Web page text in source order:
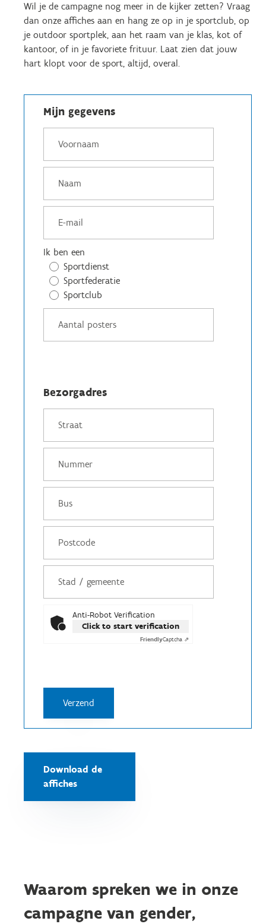
Wil je de campagne nog meer in de kijker zetten? Vraag
dan onze affiches aan en hang ze op in je sportclub, op
je outdoor sportplek, aan het raam van je klas, kot of
kantoor, of in je favoriete frituur. Laat zien dat jouw
hart klopt voor de sport, altijd, overal.
Mijn gegevens
Ik ben een
Sportdienst
Sportfederatie
Sportclub
Bezorgadres
Anti-Robot Verification
Click to start verification
FriendlyCaptcha ⇗
Download de
affiches
Waarom spreken we in onze
campagne van gender,